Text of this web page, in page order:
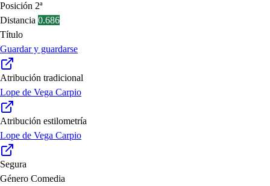
Posición 2ª
Distancia 0.686
Título
Guardar y guardarse
Atribución tradicional
Lope de Vega Carpio
Atribución estilometría
Lope de Vega Carpio
Segura
Género Comedia